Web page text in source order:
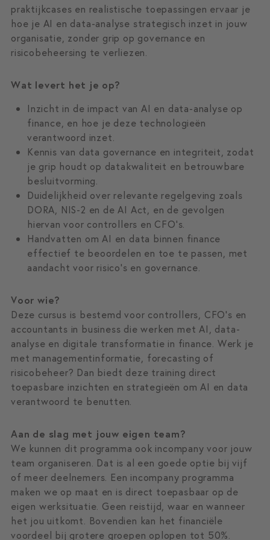
praktijkcases en realistische toepassingen ervaar je
hoe je AI en data-analyse strategisch inzet in jouw
organisatie, zonder grip op governance en
risicobeheersing te verliezen.
Wat levert het je op?
Inzicht in de impact van AI en data-analyse op
finance, en hoe je deze technologieën
verantwoord inzet.
Kennis van data governance en integriteit, zodat
je grip houdt op datakwaliteit en betrouwbare
besluitvorming.
Duidelijkheid over relevante regelgeving zoals
DORA, NIS-2 en de AI Act, en de gevolgen
hiervan voor controllers en CFO’s.
Handvatten om AI en data binnen finance
effectief te beoordelen en toe te passen, met
aandacht voor risico’s en governance.
Voor wie?
Deze cursus is bestemd voor controllers, CFO’s en
accountants in business die werken met AI, data-
analyse en digitale transformatie in finance. Werk je
met managementinformatie, forecasting of
risicobeheer? Dan biedt deze training direct
toepasbare inzichten en strategieën om AI en data
verantwoord te benutten.
Aan de slag met jouw eigen team?
We kunnen dit programma ook incompany voor jouw
team organiseren. Dat is al een goede optie bij vijf
of meer deelnemers. Een incompany programma
maken we op maat en is direct toepasbaar op de
eigen werksituatie. Geen reistijd, waar en wanneer
het jou uitkomt. Bovendien kan het financiële
voordeel bij grotere groepen oplopen tot 50%.